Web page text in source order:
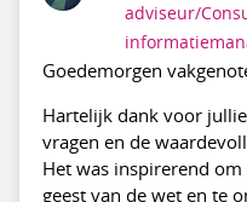
adviseur/
Goedemorgen
Hartelijk dank voor
vragen en de
Het was inspirerend
geest van de wet en te